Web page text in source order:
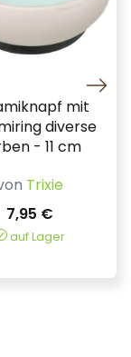
mit
diverse
- 11 cm
Trixie
7,95 €
auf Lager